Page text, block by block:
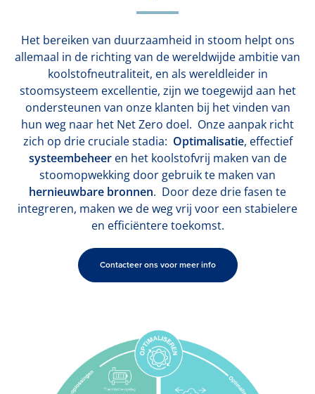
Het bereiken van duurzaamheid in stoom helpt ons
allemaal in de richting van de wereldwijde ambitie van
koolstofneutraliteit, en als wereldleider in
stoomsysteem excellentie, zijn we toegewijd aan het
ondersteunen van onze klanten bij het vinden van
hun weg naar het Net Zero doel. Onze aanpak richt
zich op drie cruciale stadia: Optimalisatie, effectief
systeembeheeren het koolstofvrij maken van de
stoomopwekking door gebruik te maken van
hernieuwbare bronnen. Door deze drie fasen te
integreren, maken we de weg vrij voor een stabielere
en efficiëntere toekomst.
Contacteer ons voor meer info